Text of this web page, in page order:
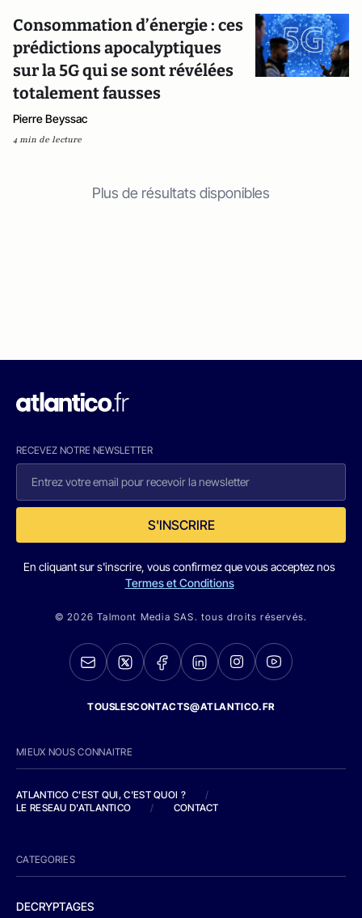
Consommation d’énergie : ces
prédictions apocalyptiques
sur la 5G qui se sont révélées
totalement fausses
Pierre Beyssac
4 min de lecture
Plus de résultats disponibles
RECEVEZ NOTRE NEWSLETTER
S'INSCRIRE
En cliquant sur s'inscrire, vous confirmez que vous acceptez nos
Termes et Conditions
© 2026 Talmont Media SAS. tous droits réservés.
TOUSLESCONTACTS@ATLANTICO.FR
MIEUX NOUS CONNAITRE
ATLANTICO C'EST QUI, C'EST QUOI ?
/
LE RESEAU D'ATLANTICO
/ CONTACT
CATEGORIES
DECRYPTAGES